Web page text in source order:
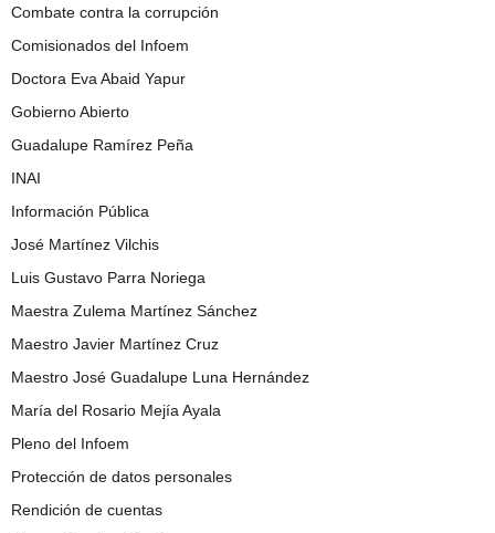
Combate contra la corrupción
Comisionados del Infoem
Doctora Eva Abaid Yapur
Gobierno Abierto
Guadalupe Ramírez Peña
INAI
Información Pública
José Martínez Vilchis
Luis Gustavo Parra Noriega
Maestra Zulema Martínez Sánchez
Maestro Javier Martínez Cruz
Maestro José Guadalupe Luna Hernández
María del Rosario Mejía Ayala
Pleno del Infoem
Protección de datos personales
Rendición de cuentas